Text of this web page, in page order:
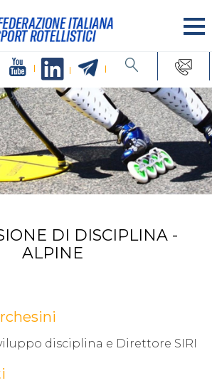
DI DISCIPLINA -
ALPINE
disciplina e Direttore SIRI